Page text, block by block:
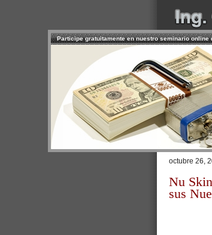
INICIO
CONTACTO
>Inicio/
La
octubre 26,
Nu
sus
Participe gratuitamente en nuestro seminario online